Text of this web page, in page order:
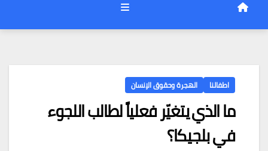
اطفالنا الهجرة وحقوق الإنسان
ما الذي يتغيّر فعلياً لطالب اللجوء
في بلجيكا؟